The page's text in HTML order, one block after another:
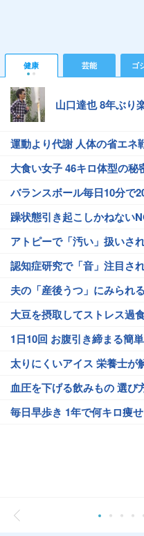
健康 芸能 ゴ
山口達也 8年ぶり
運動より代謝 人体の省エネ
大食い女子 46キロ体型の秘
バランスボール毎日10分で
躁状態引き起こしかねない
アトピーで「汚い」扱いさ
認知症研究で「音」注目さ
夫の「産後うつ」にみられ
大豆を摂取してストレス過
1日10回 お腹引き締まる簡
太りにくいアイス 栄養士が
血圧を下げる飲みもの 選び
毎日早歩き 1年で何キロ痩